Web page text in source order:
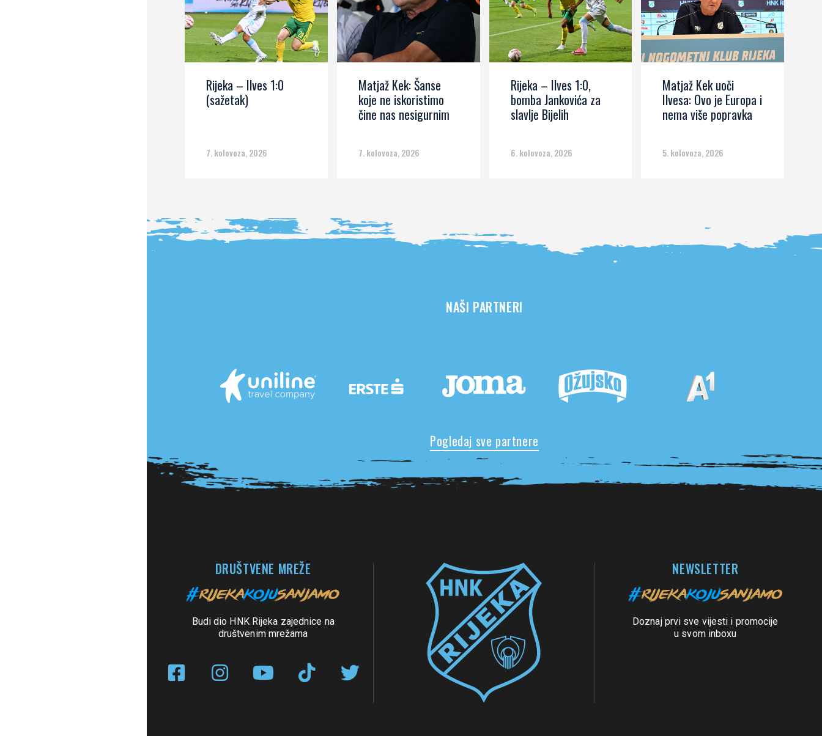
Rijeka – Ilves 1:0
(sažetak)
7. kolovoza, 2026
Matjaž Kek: Šanse
koje ne iskoristimo
čine nas nesigurnim
7. kolovoza, 2026
Rijeka – Ilves 1:0,
bomba Jankovića za
slavlje Bijelih
6. kolovoza, 2026
Matjaž Kek uoči
Ilvesa: Ovo je Europa i
nema više popravka
5. kolovoza, 2026
NAŠI PARTNERI
Pogledaj sve partnere
DRUŠTVENE MREŽE
Budi dio HNK Rijeka zajednice na
društvenim mrežama
NEWSLETTER
Doznaj prvi sve vijesti i promocije
u svom inboxu